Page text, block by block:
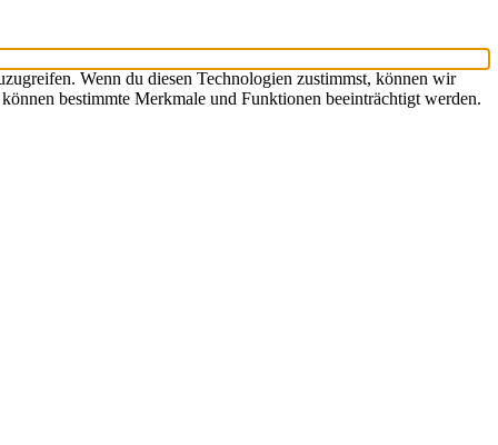
Wenn du diesen Technologien zustimmst, können wir
bestimmte Merkmale und Funktionen beeinträchtigt werden.